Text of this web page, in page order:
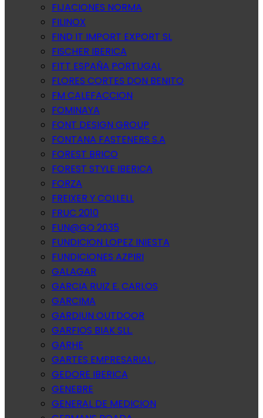
FIJACIONES NORMA
FILINOX
FIND IT IMPORT EXPORT SL
FISCHER IBERICA
FITT ESPAÑA PORTUGAL
FLORES CORTES DON BENITO
FM CALEFACCION
FOMINAYA
FONT DESIGN GROUP
FONTANA FASTENERS S.A
FOREST BRICO
FOREST STYLE IBERICA
FORZA
FREIXER Y COLLELL
FRUC 2010
FUN@GO 2035
FUNDICION LOPEZ INIESTA
FUNDICIONES AZPIRI
GALAGAR
GARCIA RUIZ E. CARLOS
GARCIMA
GARDIUN OUTDOOR
GARFIOS BIAK SLL.
GARHE
GARTES EMPRESARIAL ,
GEDORE IBERICA
GENEBRE
GENERAL DE MEDICION